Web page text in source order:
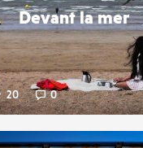
Devant la mer
20 0